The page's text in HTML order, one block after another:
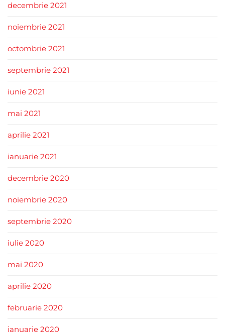
decembrie 2021
noiembrie 2021
octombrie 2021
septembrie 2021
iunie 2021
mai 2021
aprilie 2021
ianuarie 2021
decembrie 2020
noiembrie 2020
septembrie 2020
iulie 2020
mai 2020
aprilie 2020
februarie 2020
ianuarie 2020